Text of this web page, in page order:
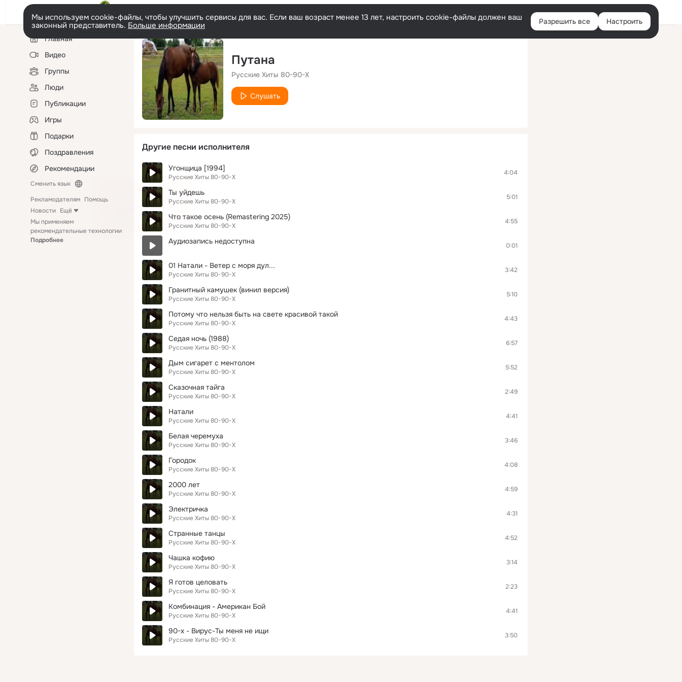
Войти
Мы используем cookie-файлы, чтобы улучшить сервисы для вас. Если ваш возраст менее 13 лет, настроить cookie-файлы должен ваш
законный представитель. Больше информации Разрешить все Настроить
Левая
колонкаГлавная
Видео
Группы
Люди
Публикации
Игры
Подарки
Поздравления
Рекомендации
Сменить язык
Рекламодателям Помощь
Новости Ещё
Мы применяем
рекомендательные технологии
Подробнее
Путана
Русские Хиты 80-90-Х
Слушать
Другие песни исполнителя
Угонщица [1994]
Русские Хиты 80-90-Х
4:04
Ты уйдешь
Русские Хиты 80-90-Х
5:01
Что такое осень (Remastering 2025)
Русские Хиты 80-90-Х
4:55
Аудиозапись недоступна 0:01
01 Натали - Ветер с моря дул...
Русские Хиты 80-90-Х
3:42
Гранитный камушек (винил версия)
Русские Хиты 80-90-Х
5:10
Потому что нельзя быть на свете красивой такой
Русские Хиты 80-90-Х
4:43
Седая ночь (1988)
Русские Хиты 80-90-Х
6:57
Дым сигарет с ментолом
Русские Хиты 80-90-Х
5:52
Сказочная тайга
Русские Хиты 80-90-Х
2:49
Натали
Русские Хиты 80-90-Х
4:41
Белая черемуха
Русские Хиты 80-90-Х
3:46
Городок
Русские Хиты 80-90-Х
4:08
2000 лет
Русские Хиты 80-90-Х
4:59
Электричка
Русские Хиты 80-90-Х
4:31
Странные танцы
Русские Хиты 80-90-Х
4:52
Чашка кофию
Русские Хиты 80-90-Х
3:14
Я готов целовать
Русские Хиты 80-90-Х
2:23
Комбинация - Американ Бой
Русские Хиты 80-90-Х
4:41
90-х - Вирус-Ты меня не ищи
Русские Хиты 80-90-Х
3:50